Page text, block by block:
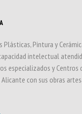
Plásticas, Pintura y
intelectual
especializados y Centros
con sus obras